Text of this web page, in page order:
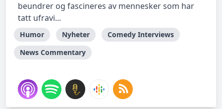
beundrer og fascineres av mennesker som har
tatt ufravi...
Humor Nyheter
Comedy Interviews
News Commentary